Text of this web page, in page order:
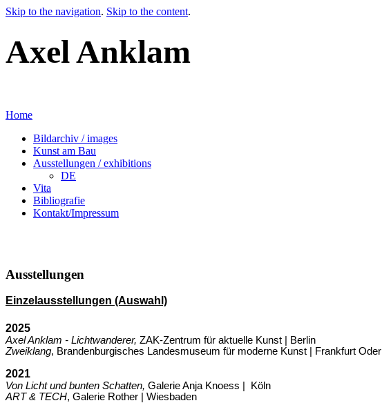
Skip to the navigation. Skip to the content.
Axel Anklam
Home
Bildarchiv / images
Kunst am Bau
Ausstellungen / exhibitions
DE
Vita
Bibliografie
Kontakt/Impressum
Ausstellungen
Einzelausstellungen (Auswahl)
2025
Axel Anklam - Lichtwanderer, ZAK-Zentrum für aktuelle Kunst | Berlin
Zweiklang, Brandenburgisches Landesmuseum für moderne Kunst | Frankfurt Oder
2021
Von Licht und bunten Schatten, Galerie Anja Knoess | Köln
ART & TECH, Galerie Rother | Wiesbaden